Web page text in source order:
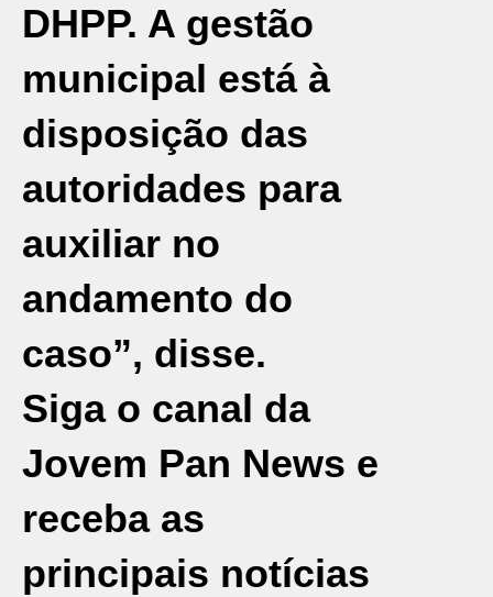
DHPP. A gestão
municipal está à
disposição das
autoridades para
auxiliar no
andamento do
caso”, disse.
Siga o canal da
Jovem Pan News e
receba as
principais notícias